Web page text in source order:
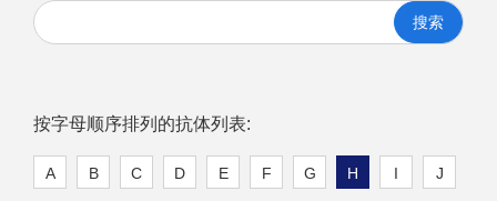
搜索
按字母顺序排列的抗体列表:
A B C D E F G H I J